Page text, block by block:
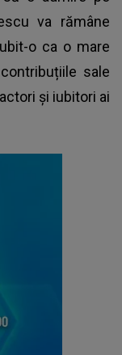
va rămâne
o ca o mare
sale
și iubitori ai